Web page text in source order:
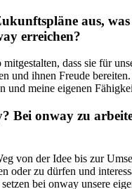
Kapazität dank der
von repetitiven
und modulare
aus,
erreichen?
dass sie für
und ihnen Freude
und meine eigenen
Bei onway zu
von der Idee bis zur
oder zu dürfen und
bei onway unsere